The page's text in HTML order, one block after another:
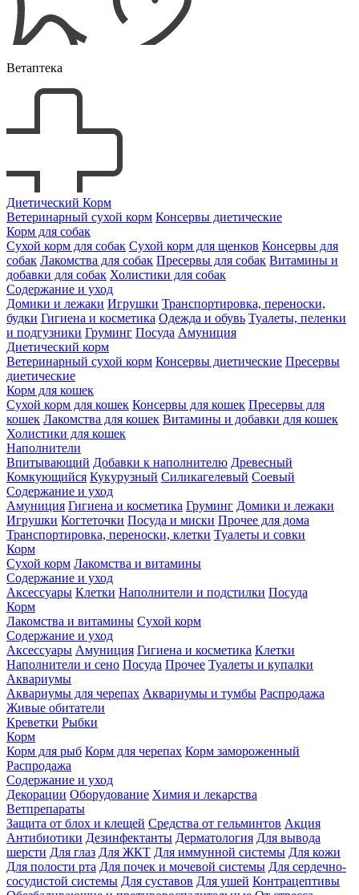
Ветаптека
Диетический Корм
Ветеринарный сухой корм Консервы диетические
Корм для собак
Сухой корм для собак Сухой корм для щенков Консервы для
собак Лакомства для собак Пресервы для собак Витамины и
добавки для собак Холистики для собак
Содержание и уход
Домики и лежаки Игрушки Транспортировка, переноски,
будки Гигиена и косметика Одежда и обувь Туалеты, пеленки
и подгузники Груминг Посуда Амуниция
Диетический корм
Ветеринарный сухой корм Консервы диетические Пресервы
диетические
Корм для кошек
Сухой корм для кошек Консервы для кошек Пресервы для
кошек Лакомства для кошек Витамины и добавки для кошек
Холистики для кошек
Наполнители
Впитывающий Добавки к наполнителю Древесный
Комкующийся Кукурузный Силикагелевый Соевый
Содержание и уход
Амуниция Гигиена и косметика Груминг Домики и лежаки
Игрушки Когтеточки Посуда и миски Прочее для дома
Транспортировка, переноски, клетки Туалеты и совки
Корм
Сухой корм Лакомства и витамины
Содержание и уход
Аксессуары Клетки Наполнители и подстилки Посуда
Корм
Лакомства и витамины Сухой корм
Содержание и уход
Аксессуары Амуниция Гигиена и косметика Клетки
Наполнители и сено Посуда Прочее Туалеты и купалки
Аквариумы
Аквариумы для черепах Аквариумы и тумбы Распродажа
Живые обитатели
Креветки Рыбки
Корм
Корм для рыб Корм для черепах Корм замороженный
Распродажа
Содержание и уход
Декорации Оборудование Химия и лекарства
Ветпрепараты
Защита от блох и клещей Средства от гельминтов Акция
Антибиотики Дезинфектанты Дерматология Для вывода
шерсти Для глаз Для ЖКТ Для иммунной системы Для кожи
Для полости рта Для почек и мочевой системы Для сердечно-
сосудистой системы Для суставов Для ушей Контрацептивы